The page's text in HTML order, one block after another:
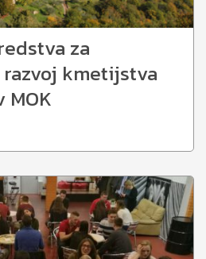
za
kmetijstva